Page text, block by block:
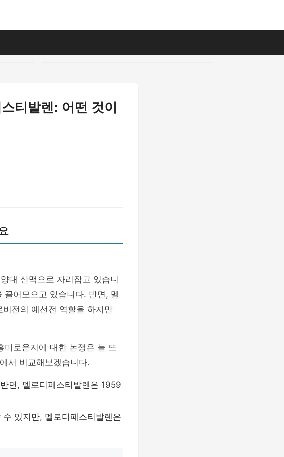
티발렌: 어떤 것이
대 산맥으로 자리잡고 있습니
끌어모으고 있습니다. 반면, 멜
전의 예선전 역할을 하지만
미로운지에 대한 논쟁은 늘 뜨
서 비교해보겠습니다.
면, 멜로디페스티발렌은 1959
있지만, 멜로디페스티발렌은